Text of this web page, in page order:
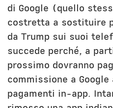
di Google (quello
costretta a sostituire
da Trump sui suoi
succede perché, a
prossimo dovranno
commissione a Google
pagamenti in-app.